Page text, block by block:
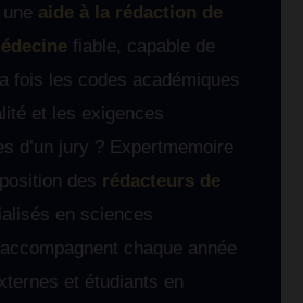
aide à la rédaction de
fiable, capable de
fois les codes académiques
et les exigences
d’un jury ? Expertmemoire
des rédacteurs de
en sciences
chaque année
et étudiants en